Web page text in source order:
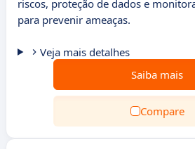
riscos, proteção de dados e
para prevenir ameaças.
Veja mais detalhes
Saiba mais
Compare